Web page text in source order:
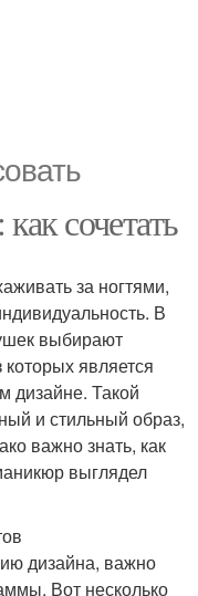
сочетать
за ногтями,
В
выбирают
является
дизайне. Такой
и стильный образ,
важно знать, как
выглядел
дизайна, важно
Вот несколько